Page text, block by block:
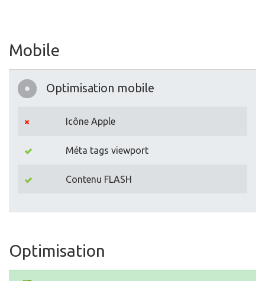
Mobile
Optimisation mobile
Icône Apple
Méta tags viewport
Contenu FLASH
Optimisation